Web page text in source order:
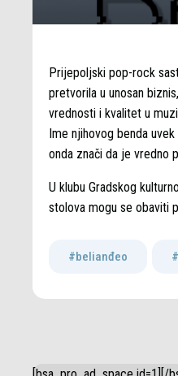
Prijepoljski pop-rock
pretvorila u unosan
vrednosti i kvalitet u
Ime njihovog benda
onda znači da je vredno
U klubu Gradskog
stolova mogu se obaviti
#belianđeo